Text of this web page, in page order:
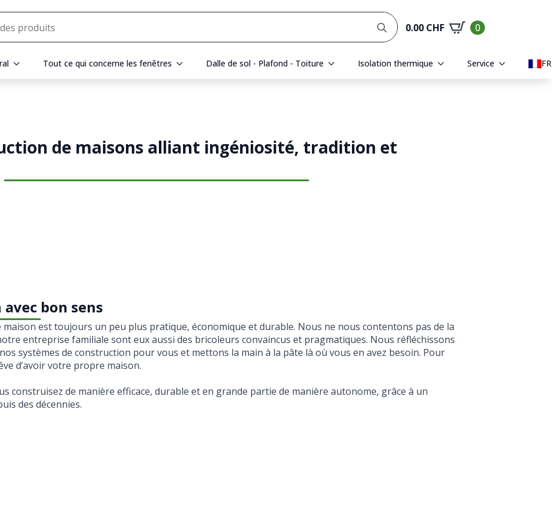
Rechercher
:
0.00 CHF 0
Tout ce qui concerne les fenêtres Dalle de sol - Plafond - Toiture Isolation thermique Service FR
de maisons alliant ingéniosité, tradition et
bon sens
maison est toujours un peu plus pratique, économique et durable. Nous ne nous contentons pas de la
entreprise familiale sont eux aussi des bricoleurs convaincus et pragmatiques. Nous réfléchissons
systèmes de construction pour vous et mettons la main à la pâte là où vous en avez besoin. Pour
d’avoir votre propre maison.
construisez de manière efficace, durable et en grande partie de manière autonome, grâce à un
des décennies.